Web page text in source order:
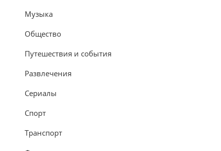
Музыка
Общество
Путешествия и события
Развлечения
Сериалы
Спорт
Транспорт